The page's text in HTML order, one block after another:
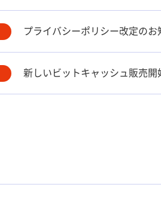
プライバシーポリシー改定のお
新しいビットキャッシュ販売開